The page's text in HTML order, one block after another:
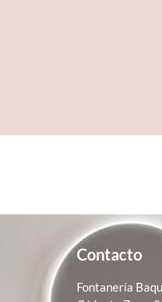
Contacto
Fontanería